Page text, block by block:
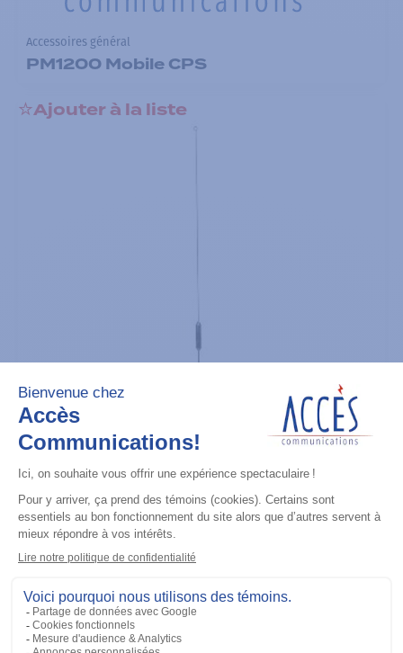
Accessoires général
PM1200 Mobile CPS
Ajouter à la liste
Accessoires général
UHF 3.5dB Gain Through-hole Mount
Antenna, 470-494 MHz
Ajouter à la liste